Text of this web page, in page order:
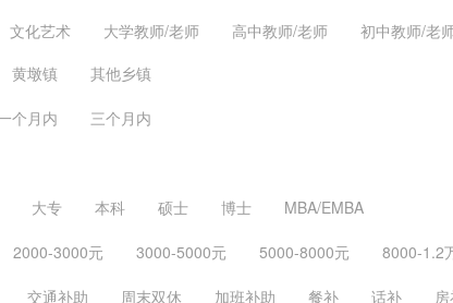
高级管理 物流贸易 司机后勤 网络通信 机械仪表
化工制药 摄影影视
文化艺术 大学教师/老师 高中教师/老师 初中教师/老
师/老师 培训师/讲师
黄墩镇
其他乡镇
个月内
三个月内
大专 本科 硕士 博士
MBA/EMBA
2000-3000元 3000-5000元 5000-8000元 8000-1.2
交通补助 周末双休 加班补助 餐补 话补